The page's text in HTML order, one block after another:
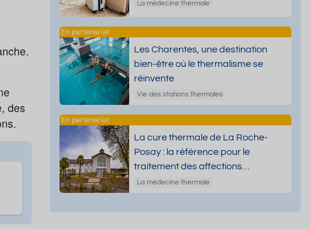
des
La médecine thermale
Les Charentes, une destination
bien-être où le thermalisme se
réinvente
Vie des stations thermales
La cure thermale de La Roche-
Posay : la référence pour le
traitement des affections
dermatologiques
La médecine thermale